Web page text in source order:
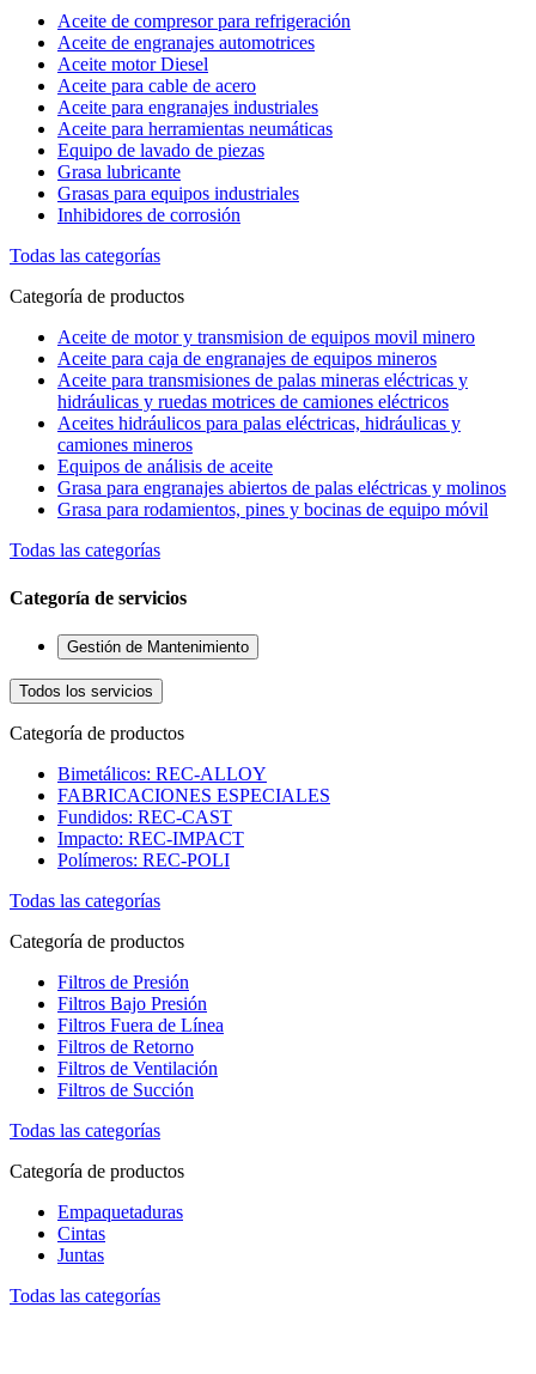
Aceite de compresor para refrigeración
Aceite de engranajes automotrices
Aceite motor Diesel
Aceite para cable de acero
Aceite para engranajes industriales
Aceite para herramientas neumáticas
Equipo de lavado de piezas
Grasa lubricante
Grasas para equipos industriales
Inhibidores de corrosión
Todas las categorías
Categoría de productos
Aceite de motor y transmision de equipos movil minero
Aceite para caja de engranajes de equipos mineros
Aceite para transmisiones de palas mineras eléctricas y
hidráulicas y ruedas motrices de camiones eléctricos
Aceites hidráulicos para palas eléctricas, hidráulicas y
camiones mineros
Equipos de análisis de aceite
Grasa para engranajes abiertos de palas eléctricas y molinos
Grasa para rodamientos, pines y bocinas de equipo móvil
Todas las categorías
Categoría de servicios
Gestión de Mantenimiento
Todos los servicios
Categoría de productos
Bimetálicos: REC-ALLOY
FABRICACIONES ESPECIALES
Fundidos: REC-CAST
Impacto: REC-IMPACT
Polímeros: REC-POLI
Todas las categorías
Categoría de productos
Filtros de Presión
Filtros Bajo Presión
Filtros Fuera de Línea
Filtros de Retorno
Filtros de Ventilación
Filtros de Succión
Todas las categorías
Categoría de productos
Empaquetaduras
Cintas
Juntas
Todas las categorías